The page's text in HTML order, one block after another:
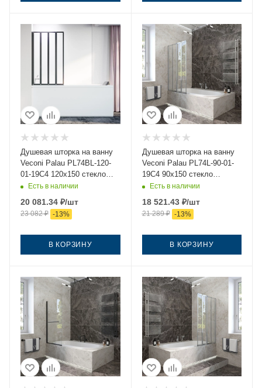
Душевая шторка на ванну
Veconi Palau PL74BL-120-
01-19C4 120х150 стекло
прозрачное профиль
Есть в наличии
20 081.34 ₽/шт
23 082₽ -13%
В КОРЗИНУ
Душевая шторка на ванну
Veconi Palau PL74L-90-01-
19C4 90х150 стекло
прозрачное профиль хром
Есть в наличии
18 521.43₽/шт
21 289₽ -13%
В КОРЗИНУ